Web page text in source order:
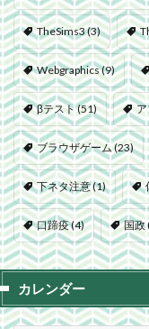
TheSims3(3)
Webgraphics(9)
βテスト(51)
ブラウザゲーム(23)
下ネタ注意(1)
口蹄疫(4) 国政
カレンダー